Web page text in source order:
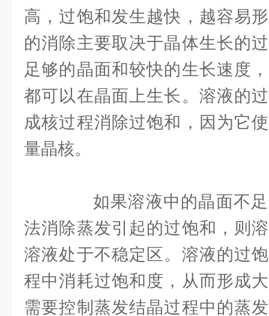
高，过饱和发生越快，越容易
的消除主要取决于晶体生长的
足够的晶面和较快的生长速度
都可以在晶面上生长。溶液的
成核过程消除过饱和，因为它
量晶核。
如果溶液中的晶面不足
法消除蒸发引起的过饱和，则
溶液处于不稳定区。溶液的过
程中消耗过饱和度，从而形成
需要控制蒸发结晶过程中的蒸